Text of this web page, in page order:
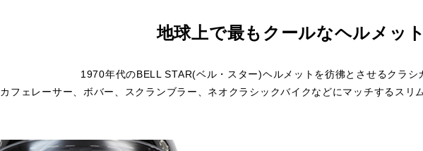
地球上で最もクールなヘルメット
1970年代のBELL STAR(ベル・スター)ヘルメットを彷彿とさせるクラシ
カフェレーサー、ボバー、スクランブラー、ネオクラシックバイクなどにマッチするスリ